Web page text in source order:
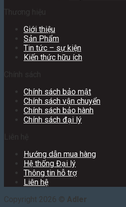
Thương hiệu
Giới thiệu
Sản Phẩm
Tin tức – sự kiện
Kiến thức hữu ích
Chính sách
Chính sách bảo mật
Chính sách vận chuyển
Chính sách bảo hành
Chính sách đại lý
Liên hệ
Hướng dẫn mua hàng
Hệ thống Đại lý
Thông tin hỗ trợ
Liên hệ
Copyright 2026 © Adler